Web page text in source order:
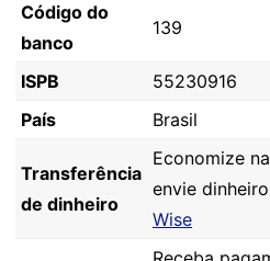
Código do
banco
139
ISPB
55230916
País
Brasil
Transferência
de dinheiro
Economize
envie
Wise